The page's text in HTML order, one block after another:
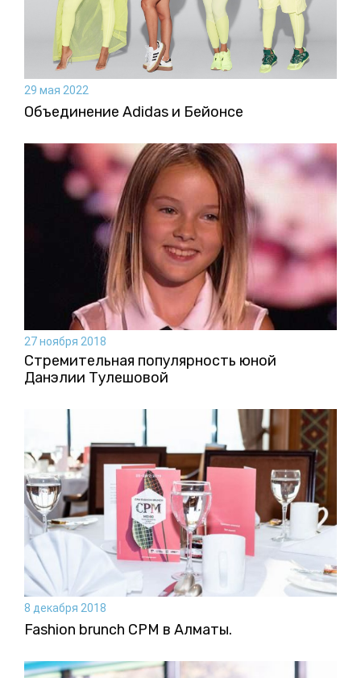
29 мая 2022
Объединение Adidas и Бейонсе
27 ноября 2018
Стремительная популярность юной
Данэлии Тулешовой
8 декабря 2018
Fashion brunch CPM в Алматы.